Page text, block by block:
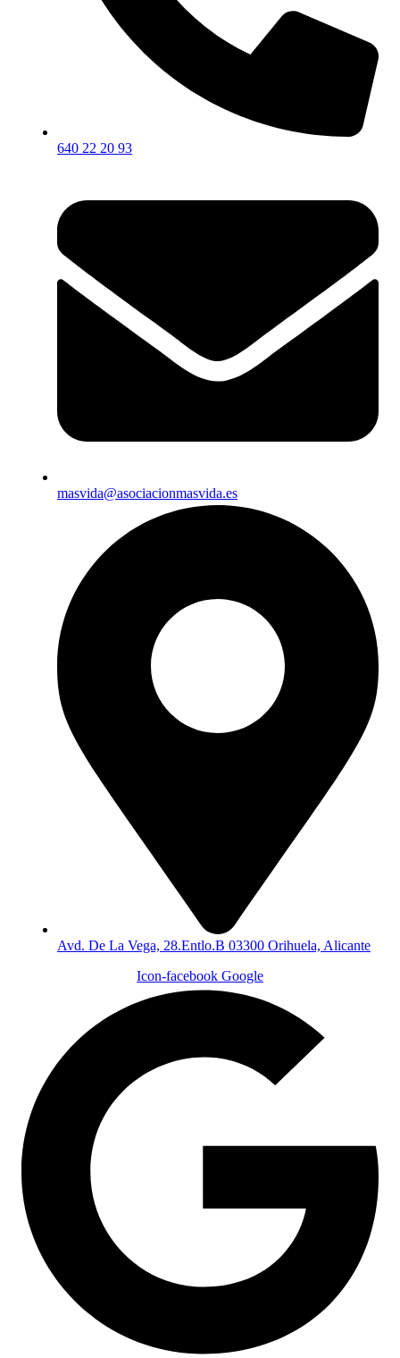
640 22 20 93
masvida@asociacionmasvida.es
Avd. De La Vega, 28.Entlo.B 03300 Orihuela, Alicante
Icon-facebook Google